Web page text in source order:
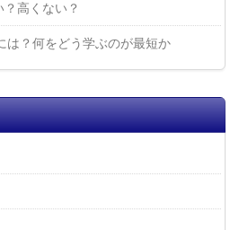
高くない？
は？何をどう学ぶのが最短か